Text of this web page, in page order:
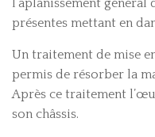
présentes mettant en
Un traitement de mise
permis de résorber la
Après ce traitement
son châssis.